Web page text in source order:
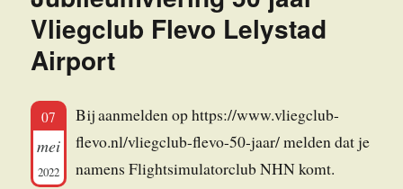
Vliegclub Flevo Lelystad
Airport
07
mei
2022
Bij aanmelden op https://www.vliegclub-
flevo.nl/vliegclub-flevo-50-jaar/ melden dat je
namens Flightsimulatorclub NHN komt.